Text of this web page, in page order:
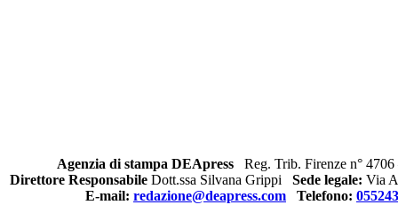
Agenzia di stampa DEApress Reg. Trib. Firenze n° 4706
Direttore Responsabile Dott.ssa Silvana Grippi Sede legale: Via
E-mail: redazione@deapress.com Telefono: